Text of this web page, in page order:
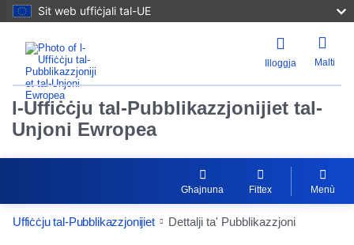
Sit web uffiċjali tal-UE
Illoggja Malti
l-Uffiċċju tal-Pubblikazzjonijiet tal-
Unjoni Ewropea
Għajnuna Fittex Menù
Uffiċċju tal-Pubblikazzjonijiet Dettalji ta' Pubblikazzjoni